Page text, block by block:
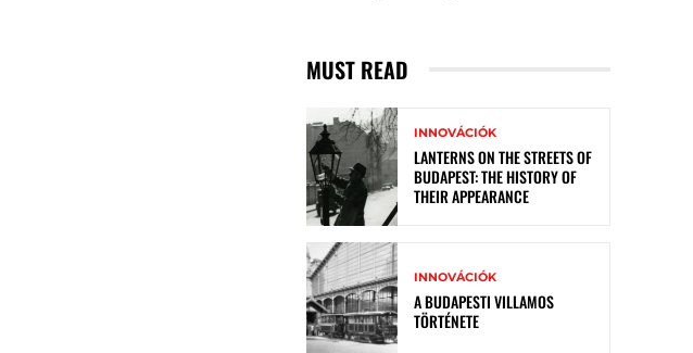
MUST READ
INNOVÁCIÓK
LANTERNS ON THE STREETS OF
BUDAPEST: THE HISTORY OF
THEIR APPEARANCE
INNOVÁCIÓK
A BUDAPESTI VILLAMOS
TÖRTÉNETE